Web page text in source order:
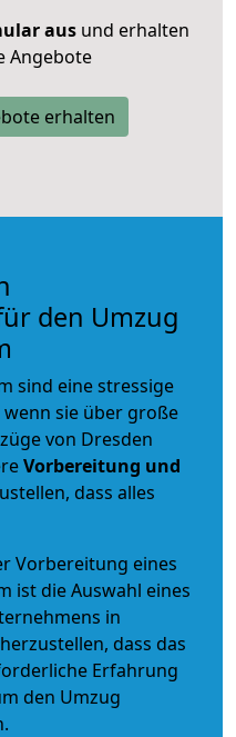
ausund erhalten
Angebote
erhalten
den Umzug
sind eine stressige
sie über große
von Dresden
Vorbereitung und
dass alles
Vorbereitung eines
ist die Auswahl eines
in
dass das
Erfahrung
den Umzug